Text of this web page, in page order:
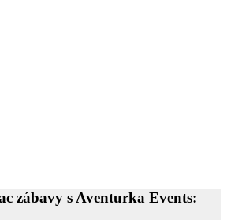
zábavy s Aventurka Events: